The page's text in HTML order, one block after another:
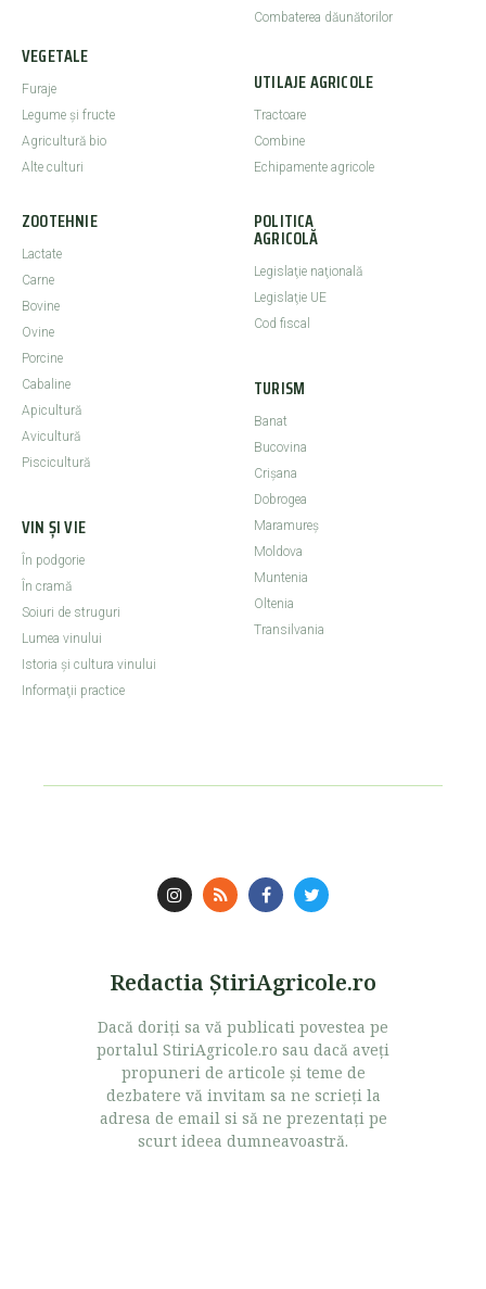
VEGETALE
Furaje
Legume şi fructe
Agricultură bio
Alte culturi
Combaterea dăunătorilor
UTILAJE AGRICOLE
Tractoare
Combine
Echipamente agricole
ZOOTEHNIE
Lactate
Carne
Bovine
Ovine
Porcine
Cabaline
Apicultură
Avicultură
Piscicultură
VIN ȘI VIE
În podgorie
În cramă
Soiuri de struguri
Lumea vinului
Istoria şi cultura vinului
Informaţii practice
POLITICA
AGRICOLĂ
Legislaţie naţională
Legislaţie UE
Cod fiscal
TURISM
Banat
Bucovina
Crişana
Dobrogea
Maramureş
Moldova
Muntenia
Oltenia
Transilvania
Redactia ŞtiriAgricole.ro
Dacă doriţi sa vă publicati povestea pe
portalul StiriAgricole.ro sau dacă aveţi
propuneri de articole şi teme de
dezbatere vă invitam sa ne scrieţi la
adresa de email si să ne prezentaţi pe
scurt ideea dumneavoastră.